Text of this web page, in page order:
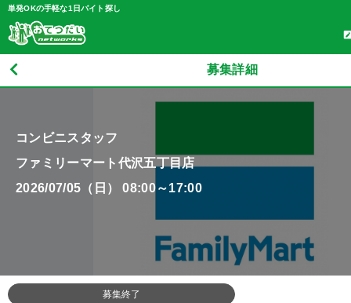
単発OKの手軽な1日バイト探し
募集詳細
コンビニスタッフ
ファミリーマート代沢五丁目店
2026/07/05（日） 08:00～17:00
募集終了